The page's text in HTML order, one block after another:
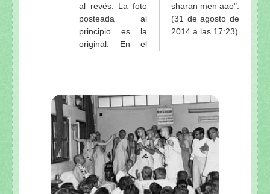
al revés. La foto
posteada al
principio es la
original. En el
sharan men aao".
(31 de agosto de
2014 a las 17:23)